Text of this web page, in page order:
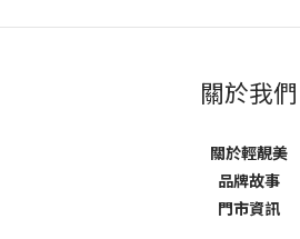
關於我們
關於輕靚美
品牌故事
門市資訊